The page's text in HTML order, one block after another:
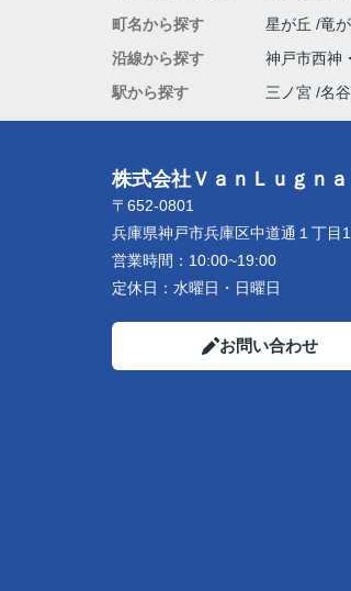
町名から探す
星が丘 竜
沿線から探す
神戸市西神
駅から探す
三ノ宮 名谷
株式会社ＶａｎＬｕｇｎａ
〒652-0801
兵庫県神戸市兵庫区中道通１丁
営業時間： 10:00~19:00
定休日： 水曜日・日曜日
お問い合わせ